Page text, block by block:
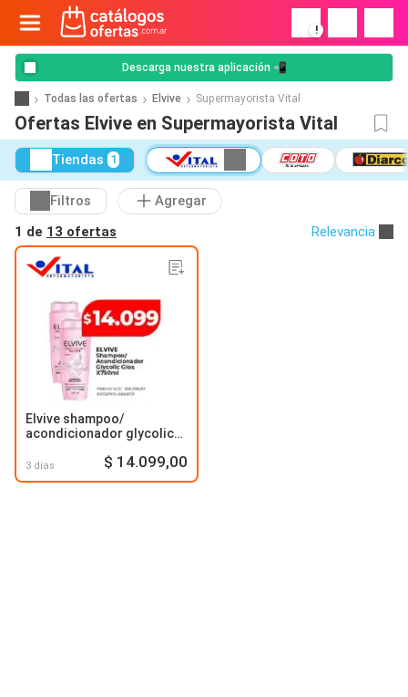
!
Descarga nuestra aplicación 📲
Todas las ofertas Elvive Supermayorista Vital
Ofertas Elvive en Supermayorista Vital
Tiendas 1
Filtros
Agregar
1 de 13 ofertas Relevancia
Elvive shampoo/
acondicionador glycolic
3 días $ 14.099,00